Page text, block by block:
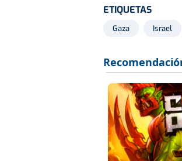
ETIQUETAS
Gaza Israel